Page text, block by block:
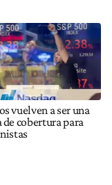
vuelven a ser una
cobertura para